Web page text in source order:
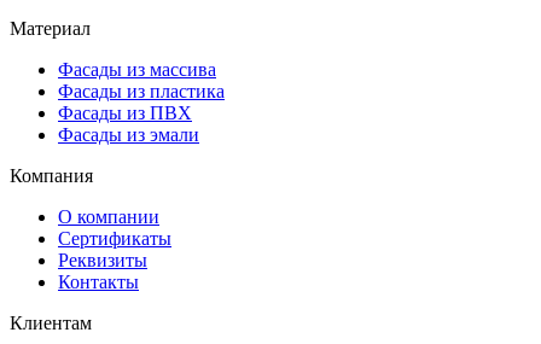
Материал
Фасады из массива
Фасады из пластика
Фасады из ПВХ
Фасады из эмали
Компания
О компании
Сертификаты
Реквизиты
Контакты
Клиентам